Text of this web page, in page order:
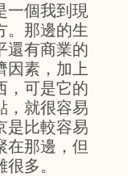
一個我到現
。那邊的生
還有商業的
因素，加上
，可是它的
，就很容易
是比較容易
在那邊，但
多。